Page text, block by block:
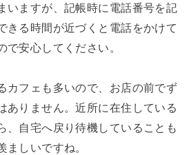
いますが、記帳時に電話番号を記
きる時間が近づくと電話をかけて
で安心してください。
カフェも多いので、お店の前でず
ありません。近所に在住している
、自宅へ戻り待機していることも
ましいですね。